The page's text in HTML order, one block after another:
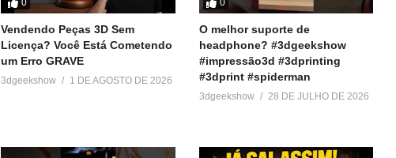
0
Vendendo Peças 3D Sem
Licença? Você Está Cometendo
um Erro GRAVE
3dgeekshow 1 DE AGOSTO DE 2026
0
O melhor suporte de
headphone? #3dgeekshow
#impressão3d #3dprinting
#3dprint #spiderman
3dgeekshow 28 DE JULHO DE 2026